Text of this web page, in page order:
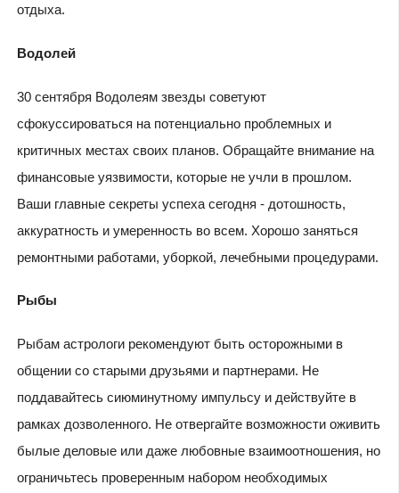
отдыха.
Водолей
30 сентября Водолеям звезды советуют
сфокуссироваться на потенциально проблемных и
критичных местах своих планов. Обращайте внимание на
финансовые уязвимости, которые не учли в прошлом.
Ваши главные секреты успеха сегодня - дотошность,
аккуратность и умеренность во всем. Хорошо заняться
ремонтными работами, уборкой, лечебными процедурами.
Рыбы
Рыбам астрологи рекомендуют быть осторожными в
общении со старыми друзьями и партнерами. Не
поддавайтесь сиюминутному импульсу и действуйте в
рамках дозволенного. Не отвергайте возможности оживить
былые деловые или даже любовные взаимоотношения, но
ограничьтесь проверенным набором необходимых